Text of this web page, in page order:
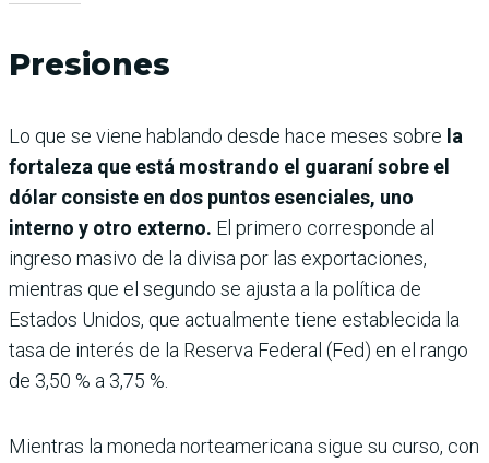
Presiones
Lo que se viene hablando desde hace meses sobre la
fortaleza que está mostrando el guaraní sobre el
dólar consiste en dos puntos esenciales, uno
interno y otro externo. El primero corresponde al
ingreso masivo de la divisa por las exportaciones,
mientras que el segundo se ajusta a la política de
Estados Unidos, que actualmente tiene establecida la
tasa de interés de la Reserva Federal (Fed) en el rango
de 3,50 % a 3,75 %.
Mientras la moneda norteamericana sigue su curso, con